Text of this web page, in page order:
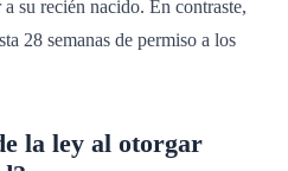
su recién nacido. En contraste,
28 semanas de permiso a los
la ley al otorgar